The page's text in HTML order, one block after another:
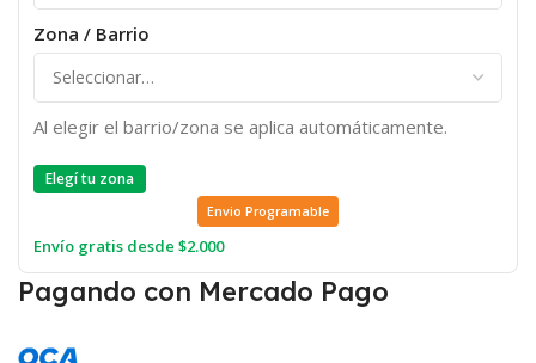
Zona / Barrio
Al elegir el barrio/zona se aplica automáticamente.
Elegí tu zona
Envio Programable
Envío gratis desde $2.000
Pagando con Mercado Pago